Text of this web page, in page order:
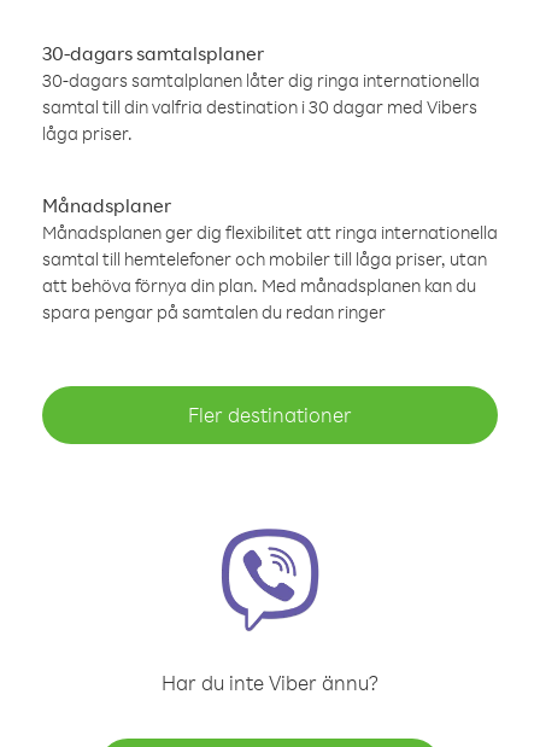
30-dagars samtalsplaner
30-dagars samtalplanen låter dig ringa internationella
samtal till din valfria destination i 30 dagar med Vibers
låga priser.
Månadsplaner
Månadsplanen ger dig flexibilitet att ringa internationella
samtal till hemtelefoner och mobiler till låga priser, utan
att behöva förnya din plan. Med månadsplanen kan du
spara pengar på samtalen du redan ringer
Fler destinationer
Har du inte Viber ännu?